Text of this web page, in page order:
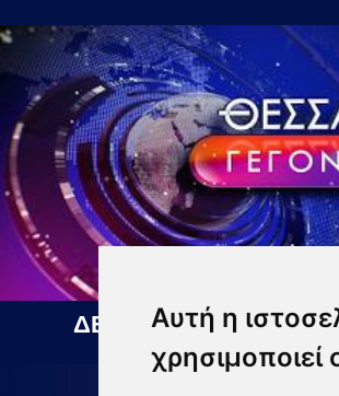
Αυτή η
χρησιμοποιεί
ΔΕΛΤΙΟ ΕΙΔΗΣΕΩΝ 06